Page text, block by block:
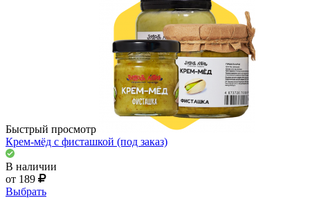
Быстрый просмотр
Крем-мёд с фисташкой (под заказ)
В наличии
от 189
Выбрать